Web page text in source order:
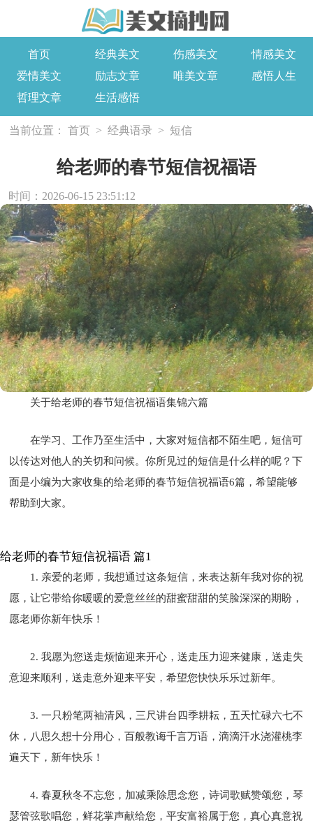
首页 经典美文 伤感美文
情感美文
爱情美文
励志文章 唯美文章
感悟人生
哲理文章
生活感悟
当前位置： 首页 > 经典语录 > 短信
给老师的春节短信祝福语
时间：2026-06-15 23:51:12
关于给老师的春节短信祝福语集锦六篇
在学习、工作乃至生活中，大家对短信都不陌生吧，短信可
以传达对他人的关切和问候。你所见过的短信是什么样的呢？下
面是小编为大家收集的给老师的春节短信祝福语6篇，希望能够
帮助到大家。
给老师的春节短信祝福语 篇1
1. 亲爱的老师，我想通过这条短信，来表达新年我对你的祝
愿，让它带给你暖暖的爱意丝丝的甜蜜甜甜的笑脸深深的期盼，
愿老师你新年快乐！
2. 我愿为您送走烦恼迎来开心，送走压力迎来健康，送走失
意迎来顺利，送走意外迎来平安，希望您快快乐乐过新年。
3. 一只粉笔两袖清风，三尺讲台四季耕耘，五天忙碌六七不
休，八思久想十分用心，百般教诲千言万语，滴滴汗水浇灌桃李
遍天下，新年快乐！
4. 春夏秋冬不忘您，加减乘除思念您，诗词歌赋赞颂您，琴
瑟管弦歌唱您，鲜花掌声献给您，平安富裕属于您，真心真意祝